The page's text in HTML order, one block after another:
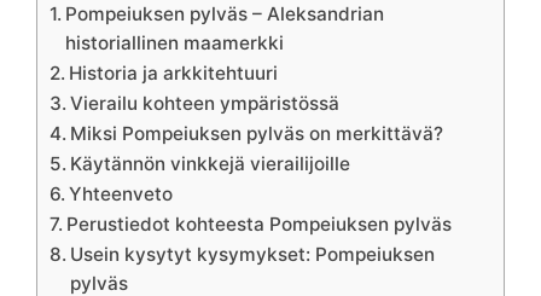
Pompeiuksen pylväs – Aleksandrian
historiallinen maamerkki
Historia ja arkkitehtuuri
Vierailu kohteen ympäristössä
Miksi Pompeiuksen pylväs on merkittävä?
Käytännön vinkkejä vierailijoille
Yhteenveto
Perustiedot kohteesta Pompeiuksen pylväs
Usein kysytyt kysymykset: Pompeiuksen
pylväs